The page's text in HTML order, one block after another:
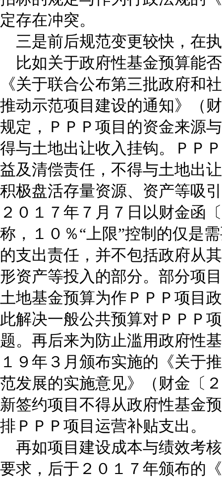
定存在冲突。
三是前后规范变更较快，在
比如关于政府性基金预算能
《关于联合公布第三批政府和
推动示范项目建设的通知》（
规定，ＰＰＰ项目的资金来源
得与土地出让收入挂钩。ＰＰ
益及清偿责任，不得与土地出
积极盘活存量资源、资产等吸
２０１７年７月７日以财金函
称，１０％“上限”控制的仅是
的支出责任，并不包括政府从
形资产等投入的部分。部分项
土地基金预算为作ＰＰＰ项目
此解决一般公共预算对ＰＰＰ
题。再后来为防止滥用政府性
１９年３月颁布实施的《关于
范发展的实施意见》（财金〔
新签约项目不得从政府性基金
排ＰＰＰ项目运营补贴支出。
再如项目建设成本与绩效考
要求，后于２０１７年颁布的